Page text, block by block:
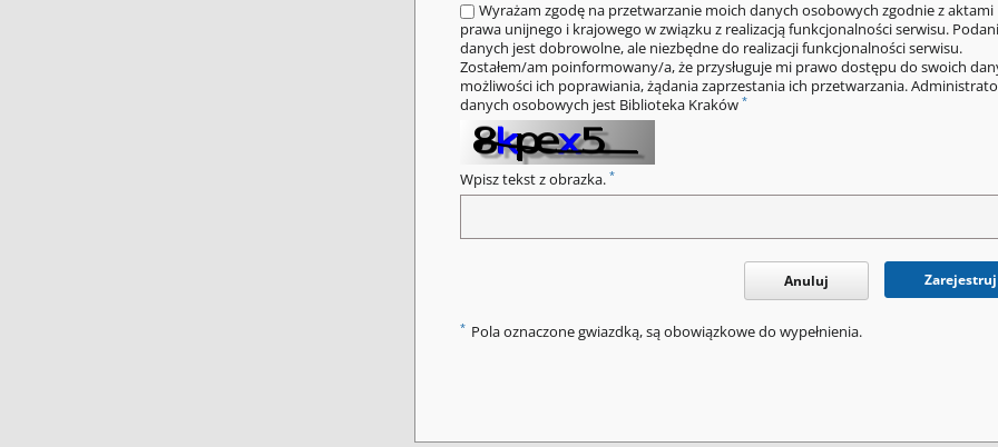
Wyrażam zgodę na przetwarzanie moich danych osobowych zgodnie z aktami
prawa unijnego i krajowego w związku z realizacją funkcjonalności serwisu.
danych jest dobrowolne, ale niezbędne do realizacji funkcjonalności serwisu.
Zostałem/am poinformowany/a, że przysługuje mi prawo dostępu do swoich
możliwości ich poprawiania, żądania zaprzestania ich przetwarzania.
danych osobowych jest Biblioteka Kraków *
Wpisz tekst z obrazka. *
Anuluj Zarejestruj
* Pola oznaczone gwiazdką, są obowiązkowe do wypełnienia.